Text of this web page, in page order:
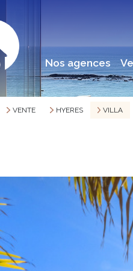
nos agences
VENTE HYERES VILLA